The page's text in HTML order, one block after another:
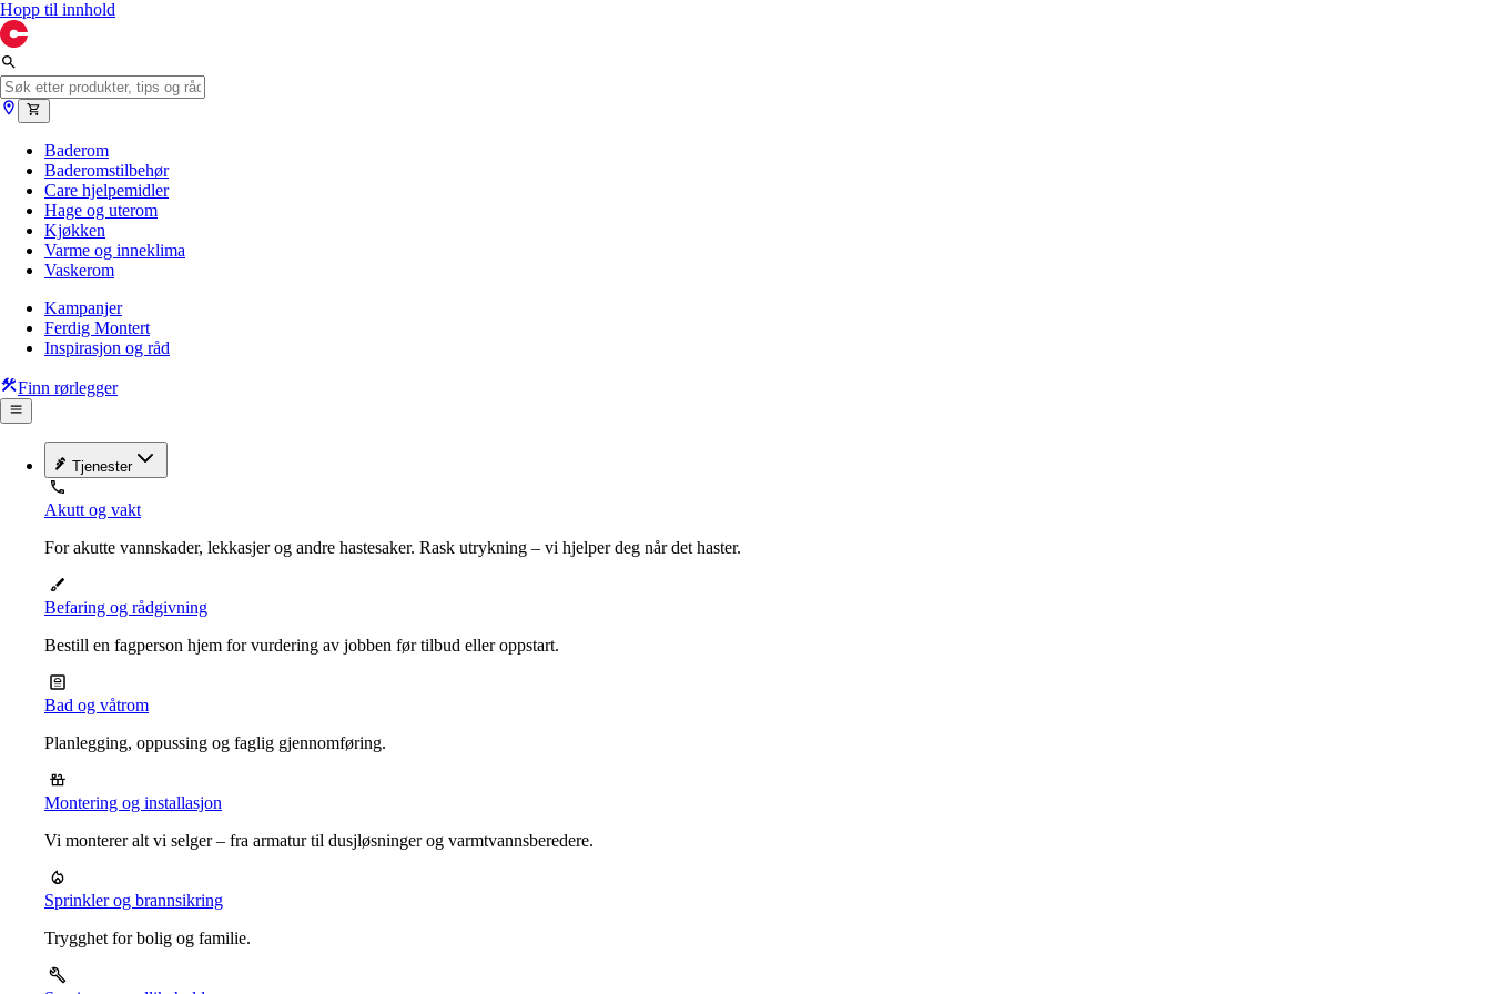
Hopp til innhold
Baderom
Baderomstilbehør
Care hjelpemidler
Hage og uterom
Kjøkken
Varme og inneklima
Vaskerom
Kampanjer
Ferdig Montert
Inspirasjon og råd
Finn rørlegger
Tjenester
Akutt og vakt
For akutte vannskader, lekkasjer og andre hastesaker. Rask utrykning – vi hjelper deg når det haster.
Befaring og rådgivning
Bestill en fagperson hjem for vurdering av jobben før tilbud eller oppstart.
Bad og våtrom
Planlegging, oppussing og faglig gjennomføring.
Montering og installasjon
Vi monterer alt vi selger – fra armatur til dusjløsninger og varmtvannsberedere.
Sprinkler og brannsikring
Trygghet for bolig og familie.